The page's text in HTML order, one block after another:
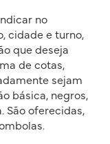
no
cidade e turno,
que deseja
de cotas,
sejam
básica, negros,
São oferecidas,